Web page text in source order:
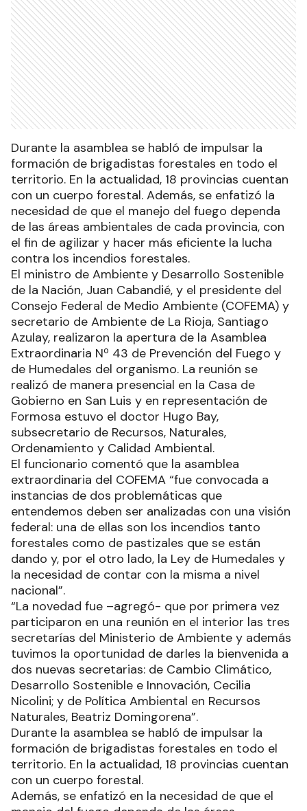
Durante la asamblea se habló de impulsar la
formación de brigadistas forestales en todo el
territorio. En la actualidad, 18 provincias cuentan
con un cuerpo forestal. Además, se enfatizó la
necesidad de que el manejo del fuego dependa
de las áreas ambientales de cada provincia, con
el fin de agilizar y hacer más eficiente la lucha
contra los incendios forestales.
El ministro de Ambiente y Desarrollo Sostenible
de la Nación, Juan Cabandié, y el presidente del
Consejo Federal de Medio Ambiente (COFEMA) y
secretario de Ambiente de La Rioja, Santiago
Azulay, realizaron la apertura de la Asamblea
Extraordinaria Nº 43 de Prevención del Fuego y
de Humedales del organismo. La reunión se
realizó de manera presencial en la Casa de
Gobierno en San Luis y en representación de
Formosa estuvo el doctor Hugo Bay,
subsecretario de Recursos, Naturales,
Ordenamiento y Calidad Ambiental.
El funcionario comentó que la asamblea
extraordinaria del COFEMA “fue convocada a
instancias de dos problemáticas que
entendemos deben ser analizadas con una visión
federal: una de ellas son los incendios tanto
forestales como de pastizales que se están
dando y, por el otro lado, la Ley de Humedales y
la necesidad de contar con la misma a nivel
nacional”.
“La novedad fue –agregó- que por primera vez
participaron en una reunión en el interior las tres
secretarías del Ministerio de Ambiente y además
tuvimos la oportunidad de darles la bienvenida a
dos nuevas secretarias: de Cambio Climático,
Desarrollo Sostenible e Innovación, Cecilia
Nicolini; y de Política Ambiental en Recursos
Naturales, Beatriz Domingorena”.
Durante la asamblea se habló de impulsar la
formación de brigadistas forestales en todo el
territorio. En la actualidad, 18 provincias cuentan
con un cuerpo forestal.
Además, se enfatizó en la necesidad de que el